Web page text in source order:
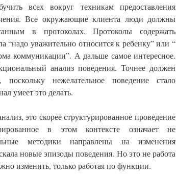
всех вокруг техникам предоставления
Все окружающие клиента люди должны
в протоколах. Протоколы содержать
“надо уважительно относится к ребенку” или “
коммуникации”. А дальше самое интересное.
анализ поведения. Точнее должен
нежелательное поведение стало
умеет это делать.
это скорее структурированное проведение
в этом контексте означает не
методики направлены на изменения
новые эпизоды поведения. Но это не работа
изменить, только работая по функции.